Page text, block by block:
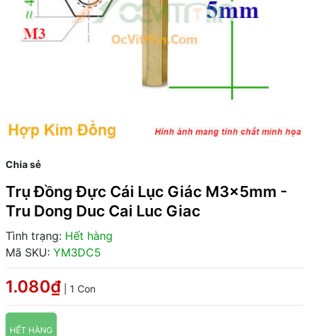
Chia sẻ
Trụ Đồng Đực Cái Lục Giác M3x5mm -
Tru Dong Duc Cai Luc Giac
Tình trạng: Hết hàng
Mã SKU: YM3DC5
1.080₫ | 1 Con
HẾT HÀNG